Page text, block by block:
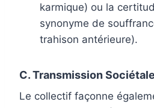
karmique) ou la
synonyme de
trahison antérieure).
C. Transmission
Le collectif façonne